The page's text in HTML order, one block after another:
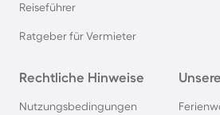
Chalets und Hütten in Zell am
Chalets und Hütten in
Reiseführer
Ratgeber für Vermieter
Rechtliche Hinweise
Nutzungsbedingungen